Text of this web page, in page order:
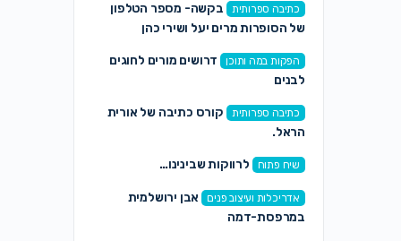
כתיבה ספרותית
בקשה- מספר הטלפון
של הסופרות מרים יעל ושירי כהן
הפקות במה ותוכן
דרושים מורים לחוגים
לבנים
כתיבה ספרותית
קורס כתיבה של אורית
הראל.
שיח פתוח לרווקות שבינינו…
אדריכלות ועיצוב פנים
אבן ירושלמית
במרפסת-דמה